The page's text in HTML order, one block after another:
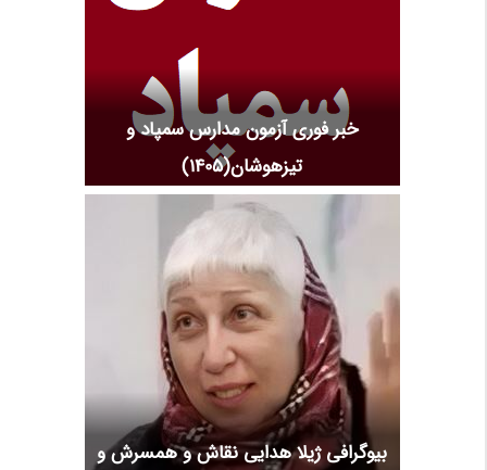
خبر فوری آزمون مدارس سمپاد و
تیزهوشان(1405)
بیوگرافی ژیلا هدایی نقاش و همسرش و